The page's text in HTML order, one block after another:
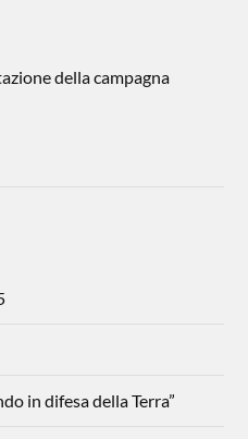
della campagna
in difesa della Terra”